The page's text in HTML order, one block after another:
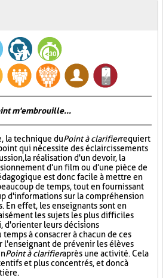
m'embrouille...
la technique duPoint à clarifierrequiert
qui nécessite des éclaircissements
la réalisation d'un devoir, la
d'un film ou d'une pièce de
est donc facile à mettre en
de temps, tout en fournissant
d'informations sur la compréhension
En effet, les enseignants sont en
les sujets les plus difficiles
d'orienter leurs décisions
à consacrer à chacun de ces
l'enseignant de prévenir les élèves
Point à clarifieraprès une activité. Cela
et plus concentrés, et donc à